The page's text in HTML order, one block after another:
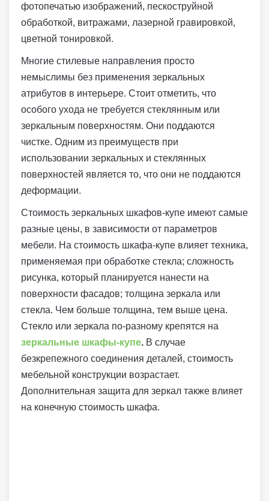
фотопечатью изображений, пескоструйной
обработкой, витражами, лазерной гравировкой,
цветной тонировкой.
Многие стилевые направления просто
немыслимы без применения зеркальных
атрибутов в интерьере. Стоит отметить, что
особого ухода не требуется стеклянным или
зеркальным поверхностям. Они поддаются
чистке. Одним из преимуществ при
использовании зеркальных и стеклянных
поверхностей является то, что они не поддаются
деформации.
Стоимость зеркальных шкафов-купе имеют самые
разные цены, в зависимости от параметров
мебели. На стоимость шкафа-купе влияет техника,
применяемая при обработке стекла; сложность
рисунка, который планируется нанести на
поверхности фасадов; толщина зеркала или
стекла. Чем больше толщина, тем выше цена.
Стекло или зеркала по-разному крепятся на
зеркальные шкафы-купе. В случае
безкрепежного соединения деталей, стоимость
мебельной конструкции возрастает.
Дополнительная защита для зеркал также влияет
на конечную стоимость шкафа.